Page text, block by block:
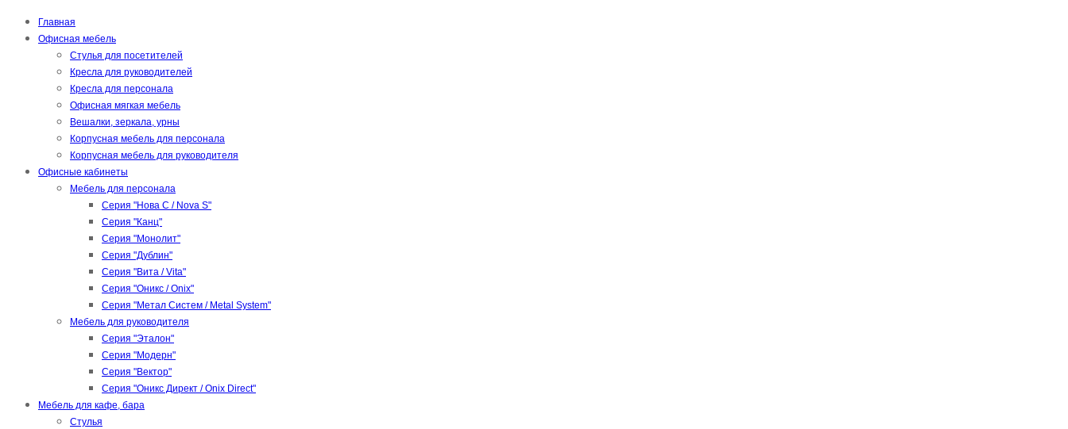
Главная
Офисная мебель
Стулья для посетителей
Кресла для руководителей
Кресла для персонала
Офисная мягкая мебель
Вешалки, зеркала, урны
Корпусная мебель для персонала
Корпусная мебель для руководителя
Офисные кабинеты
Мебель для персонала
Серия "Нова С / Nova S"
Серия "Канц"
Серия "Монолит"
Серия "Дублин"
Серия "Вита / Vita"
Серия "Оникс / Onix"
Серия "Метал Систем / Metal System"
Мебель для руководителя
Серия "Эталон"
Серия "Модерн"
Серия "Вектор"
Серия "Оникс Директ / Onix Direct"
Мебель для кафе, бара
Стулья